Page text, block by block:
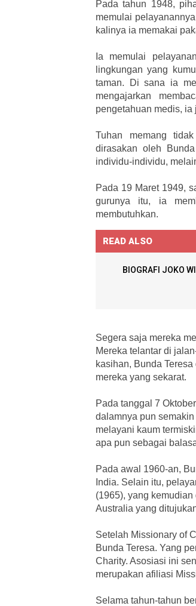
Pada tahun 1948,
memulai
kalinya ia memakai
Ia memulai
lingkungan yang
taman. Di sana ia
mengajarkan
pengetahuan medis, ia
Tuhan memang
dirasakan oleh
individu-individu,
Pada 19 Maret 1949,
gurunya itu, ia
membutuhkan.
READ ALSO
BIOGRAFI JOKO
Segera saja mereka
Mereka telantar di
kasihan, Bunda
mereka yang sekarat.
Pada tanggal 7
dalamnya pun
melayani kaum
apa pun sebagai
Pada awal 1960-an,
India. Selain itu,
(1965), yang
Australia yang
Setelah Missionary of
Bunda Teresa. Yang
Charity. Asosiasi ini
merupakan afiliasi
Selama tahun-tahun